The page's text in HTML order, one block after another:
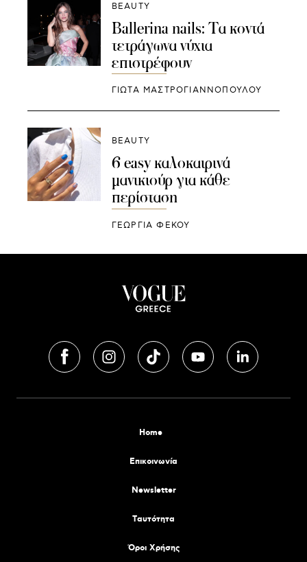
BEAUTY
Ballerina nails: Τα κοντά
τετράγωνα νύχια
επιστρέφουν
ΓΙΩΤΑ ΜΑΣΤΡΟΓΙΑΝΝΟΠΟΥΛΟΥ
BEAUTY
6 easy καλοκαιρινά
μανικιούρ για κάθε
περίσταση
ΓΕΩΡΓΙΑ ΦΕΚΟΥ
Home
Επικοινωνία
Newsletter
Tαυτότητα
Όροι Χρήσης